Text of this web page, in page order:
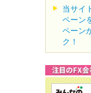
当サイ
ペーン
ペーン
ク！